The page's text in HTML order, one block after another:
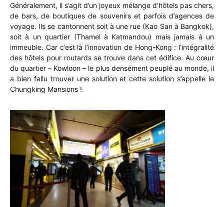
Généralement, il s’agit d’un joyeux mélange d’hôtels pas chers,
de bars, de boutiques de souvenirs et parfois d’agences de
voyage. Ils se cantonnent soit à une rue (Kao San à Bangkok),
soit à un quartier (Thamel à Katmandou) mais jamais à un
immeuble. Car c’est là l’innovation de Hong-Kong : l’intégralité
des hôtels pour routards se trouve dans cet édifice. Au cœur
du quartier – Kowloon – le plus densément peuplé au monde, il
a bien fallu trouver une solution et cette solution s’appelle le
Chungking Mansions !